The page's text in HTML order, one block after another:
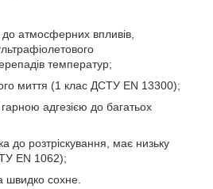
до атмосферних впливів,
температур;
миття (1 клас ДСТУ EN 13300);
адгезією до багатьох
до розтріскування, має низьку
EN 1062);
швидко сохне.